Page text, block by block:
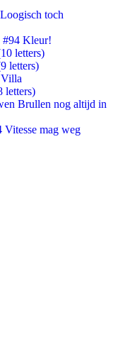
toch
#94 Kleur!
letters)
letters)
letters)
Brullen nog altijd in
mag weg